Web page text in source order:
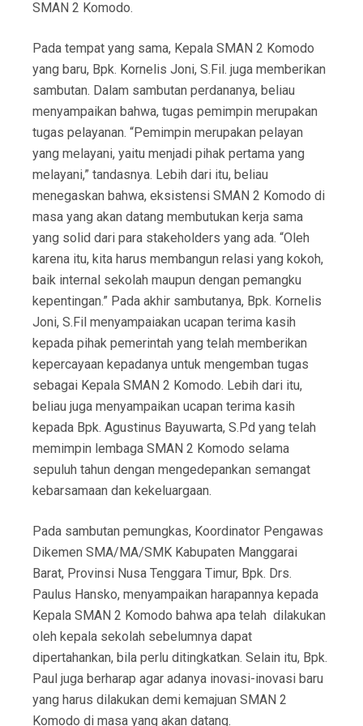
SMAN 2 Komodo.
Pada tempat yang sama, Kepala SMAN 2 Komodo
yang baru, Bpk. Kornelis Joni, S.Fil. juga memberikan
sambutan. Dalam sambutan perdananya, beliau
menyampaikan bahwa, tugas pemimpin merupakan
tugas pelayanan. “Pemimpin merupakan pelayan
yang melayani, yaitu menjadi pihak pertama yang
melayani,” tandasnya. Lebih dari itu, beliau
menegaskan bahwa, eksistensi SMAN 2 Komodo di
masa yang akan datang membutukan kerja sama
yang solid dari para stakeholders yang ada. “Oleh
karena itu, kita harus membangun relasi yang kokoh,
baik internal sekolah maupun dengan pemangku
kepentingan.” Pada akhir sambutanya, Bpk. Kornelis
Joni, S.Fil menyampaiakan ucapan terima kasih
kepada pihak pemerintah yang telah memberikan
kepercayaan kepadanya untuk mengemban tugas
sebagai Kepala SMAN 2 Komodo. Lebih dari itu,
beliau juga menyampaikan ucapan terima kasih
kepada Bpk. Agustinus Bayuwarta, S.Pd yang telah
memimpin lembaga SMAN 2 Komodo selama
sepuluh tahun dengan mengedepankan semangat
kebarsamaan dan kekeluargaan.
Pada sambutan pemungkas, Koordinator Pengawas
Dikemen SMA/MA/SMK Kabupaten Manggarai
Barat, Provinsi Nusa Tenggara Timur, Bpk. Drs.
Paulus Hansko, menyampaikan harapannya kepada
Kepala SMAN 2 Komodo bahwa apa telah dilakukan
oleh kepala sekolah sebelumnya dapat
dipertahankan, bila perlu ditingkatkan. Selain itu, Bpk.
Paul juga berharap agar adanya inovasi-inovasi baru
yang harus dilakukan demi kemajuan SMAN 2
Komodo di masa yang akan datang.